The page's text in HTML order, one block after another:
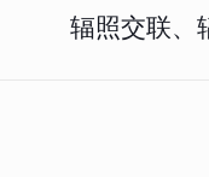
辐照交联、